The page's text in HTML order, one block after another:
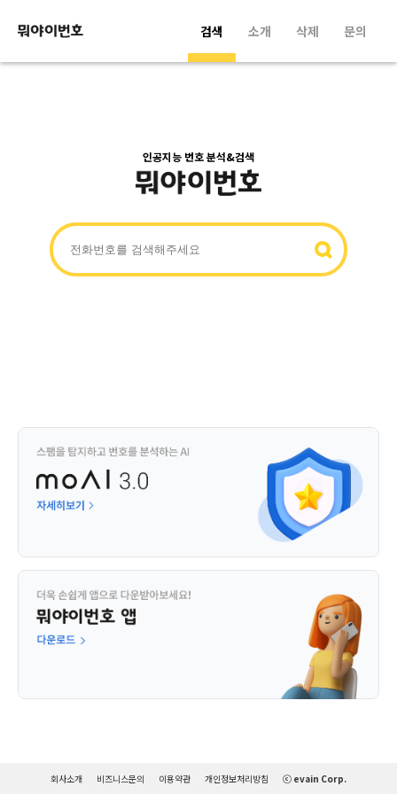
검색 소개 삭제 문의
인공지능 번호 분석&검색
회사소개 비즈니스문의 이용약관 개인정보처리방침 ⓒ evain Corp.